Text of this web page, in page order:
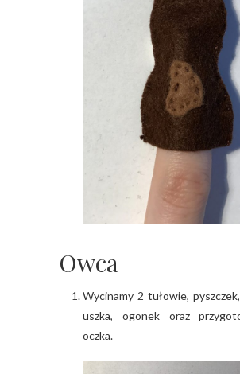
Owca
Wycinamy 2 tułowie,
uszka, ogonek oraz
oczka.